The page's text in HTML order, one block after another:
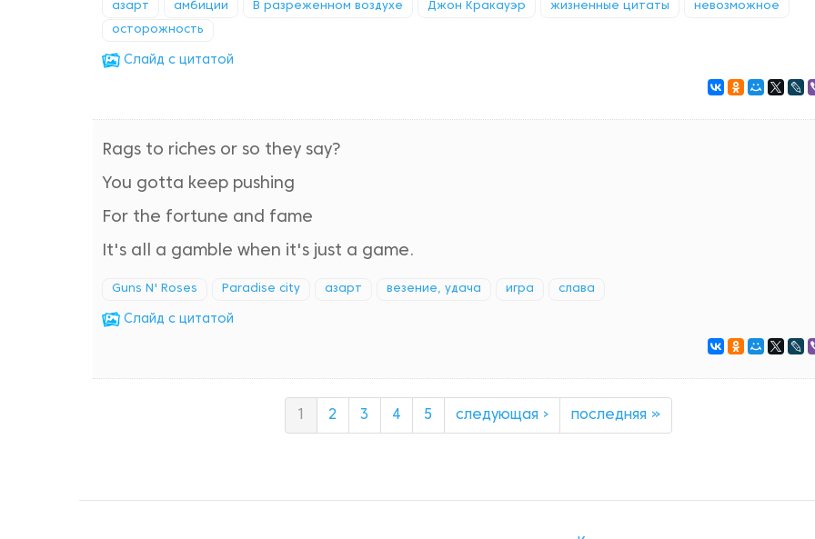
азарт амбиции В разреженном воздухе Джон Кракауэр жизненные цитаты невозможное
осторожность
Cлайд с цитатой
Rags to riches or so they say?
You gotta keep pushing
For the fortune and fame
It's all a gamble when it's just a game.
Guns N' Roses Paradise city азарт везение, удача игра слава
Cлайд с цитатой
2 3 4 5 следующая › последняя »